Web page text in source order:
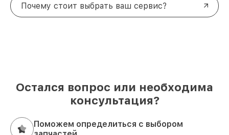
Почему стоит выбрать ваш сервис?
Остался вопрос или необходима
консультация?
Поможем определиться с выбором